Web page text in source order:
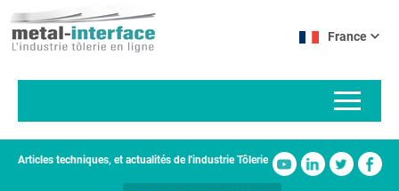
au
contenu
France
Articles techniques, et actualités de l'industrie Tôlerie